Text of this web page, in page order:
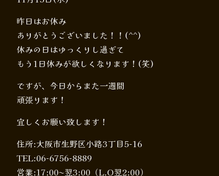
昨日はお休み
ありがとうございました！！(^^)
休みの日はゆっくりし過ぎて
もう1日休みが欲しくなります！(笑)
ですが、今日からまた一週間
頑張ります！
宜しくお願い致します！
住所:大阪市生野区小路3丁目5-16
TEL:06-6756-8889
営業:17:00〜翌3:00（L.O翌2:00）